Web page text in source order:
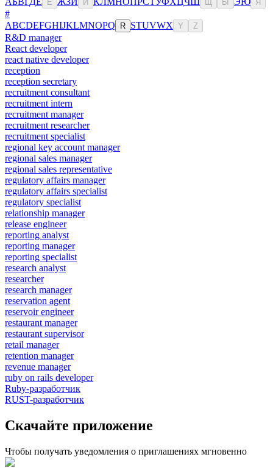
Ё Й Ы Я
#
ABCDEFGHIJKLMNOPQ R STUVWX Y Z
R&D manager
React developer
react native developer
reception
reception secretary
recruitment consultant
recruitment intern
recruitment manager
recruitment researcher
recruitment specialist
regional key account manager
regional sales manager
regional sales representative
regulatory affairs manager
regulatory affairs specialist
regulatory specialist
relationship manager
release engineer
reporting analyst
reporting manager
reporting specialist
research analyst
researcher
research manager
reservation agent
reservoir engineer
restaurant manager
restaurant supervisor
retail manager
retention manager
revenue manager
ruby on rails developer
Ruby-разработчик
RUST-разработчик
Скачайте приложение
Чтобы получать уведомления о приглашениях мгновенно